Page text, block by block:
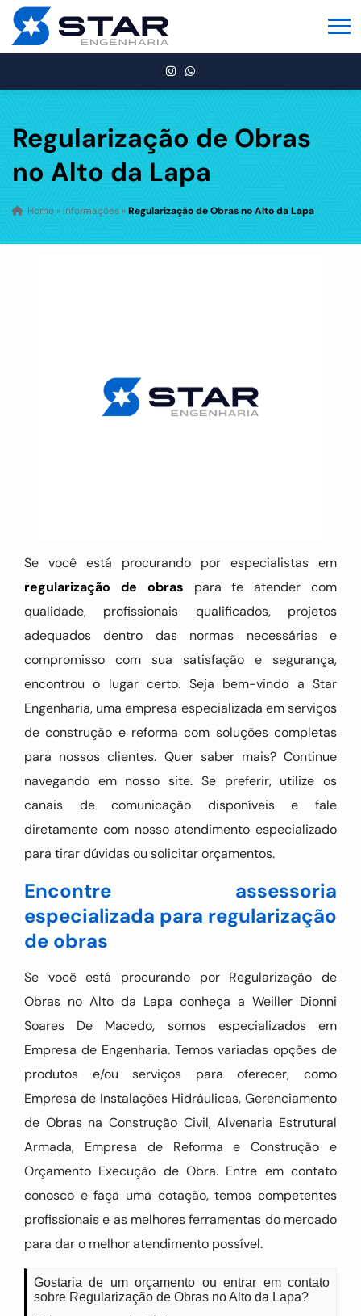
Regularização de Obras
no Alto da Lapa
Home » Informações »Regularização de Obras no Alto da Lapa
Se você está procurando por especialistas em
regularização de obras para te atender com
qualidade, profissionais qualificados, projetos
adequados dentro das normas necessárias e
compromisso com sua satisfação e segurança,
encontrou o lugar certo. Seja bem-vindo a Star
Engenharia, uma empresa especializada em serviços
de construção e reforma com soluções completas
para nossos clientes. Quer saber mais? Continue
navegando em nosso site. Se preferir, utilize os
canais de comunicação disponíveis e fale
diretamente com nosso atendimento especializado
para tirar dúvidas ou solicitar orçamentos.
Encontre assessoria
especializada para regularização
de obras
Se você está procurando por Regularização de
Obras no Alto da Lapa conheça a Weiller Dionni
Soares De Macedo, somos especializados em
Empresa de Engenharia. Temos variadas opções de
produtos e/ou serviços para oferecer, como
Empresa de Instalações Hidráulicas, Gerenciamento
de Obras na Construção Civil, Alvenaria Estrutural
Armada, Empresa de Reforma e Construção e
Orçamento Execução de Obra. Entre em contato
conosco e faça uma cotação, temos competentes
profissionais e as melhores ferramentas do mercado
para dar o melhor atendimento possível.
Gostaria de um orçamento ou entrar em contato
sobre Regularização de Obras no Alto da Lapa?